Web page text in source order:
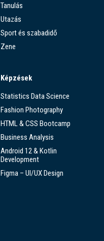
Tanulás
Utazás
Sport és szabadidő
Zene
Képzések
Statistics Data Science
Fashion Photography
HTML & CSS Bootcamp
Business Analysis
Android 12 & Kotlin
Development
Figma – UI/UX Design